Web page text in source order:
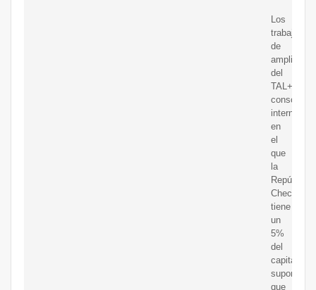
Los
trabajos
de
ampliación
del
TAL+,
consorcio
en
el
que
la
República
Checa
tiene
un
5%
del
capital,
suponen
que